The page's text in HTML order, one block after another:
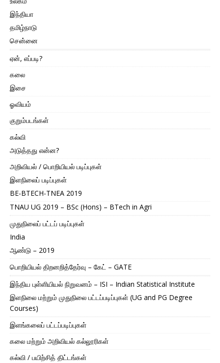
இந்தியா
தமிழ்நாடு
சென்னை
ஏன், எப்படி?
கலை
இசை
ஓவியம்
குறும்படங்கள்
கல்வி
அடுத்தது என்ன?
அறிவியல் / பொறியியல் படிப்புகள்
இளநிலைப் படிப்புகள்
BE-BTECH-TNEA 2019
TNAU UG 2019 – BSc (Hons) – BTech in Agri
முதுநிலைப் பட்டப் படிப்புகள்
India
ஆண்டு – 2019
பொறியியல் திறனறித்தேர்வு – கேட் – GATE
இந்திய புள்ளியியல் நிறுவனம் – ISI – Indian Statistical Institute
இளநிலை மற்றும் முதுநிலை பட்டப்படிப்புகள் (UG and PG Degree
Courses)
இளங்கலைப் பட்டப்படிப்புகள்
கலை மற்றும் அறிவியல் கல்லூரிகள்
கல்வி / பயிற்சித் திட்டங்கள்